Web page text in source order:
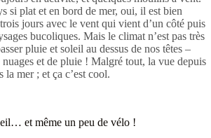
si plat et en bord de mer, oui, il est bien
jours avec le vent qui vient d’un côté puis
bucoliques. Mais le climat n’est pas très
pluie et soleil au dessus de nos têtes –
nuages et de pluie ! Malgré tout, la vue depuis
la mer ; et ça c’est cool.
et même un peu de vélo !